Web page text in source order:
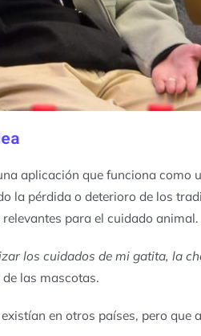
aplicación que funciona como
la pérdida o deterioro de los
para el cuidado animal.
los cuidados de mi gatita, la
las mascotas.
en otros países, pero que